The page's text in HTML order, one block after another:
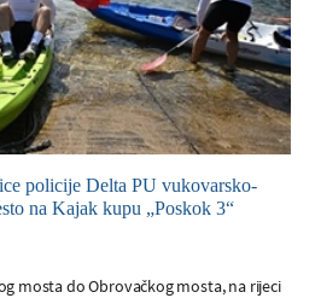
policije Delta PU vukovarsko-
na Kajak kupu „Poskok 3“
mosta do Obrovačkog mosta, na rijeci